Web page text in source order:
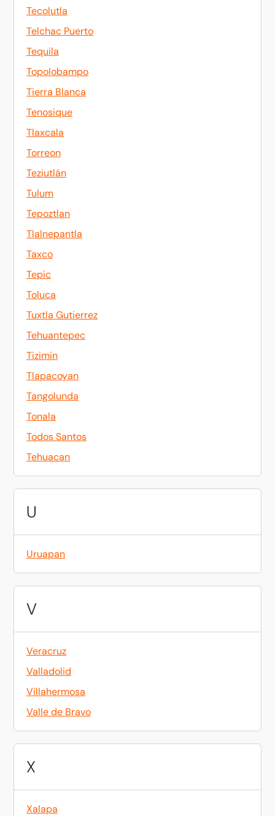
Tecolutla
Telchac Puerto
Tequila
Topolobampo
Tierra Blanca
Tenosique
Tlaxcala
Torreon
Teziutlán
Tulum
Tepoztlan
Tlalnepantla
Taxco
Tepic
Toluca
Tuxtla Gutierrez
Tehuantepec
Tizimin
Tlapacoyan
Tangolunda
Tonala
Todos Santos
Tehuacan
U
Uruapan
V
Veracruz
Valladolid
Villahermosa
Valle de Bravo
X
Xalapa